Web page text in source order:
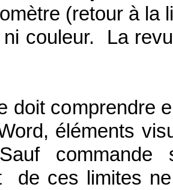
(retour à la
ni couleur. La
doit
éléments
commande
de ces limites